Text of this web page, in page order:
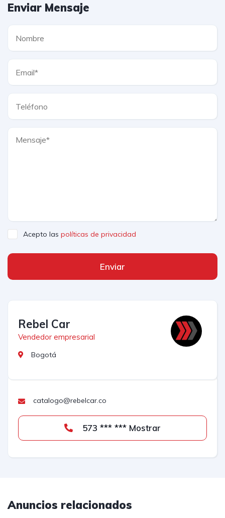
Enviar Mensaje
Acepto las políticas de privacidad
Enviar
Rebel Car
Vendedor empresarial
Bogotá
catalogo@rebelcar.co
573 *** *** Mostrar
Anuncios relacionados